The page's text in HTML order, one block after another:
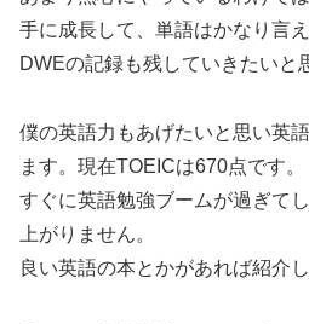
手に成長して、単語はかなり言
DWEの記録も残していきたいと
僕の英語力もあげたいと思い英
ます。現在TOEICは670点です。
すぐに英語勉強ブームが過ぎて
上がりません。
良い英語の本とかがあれば紹介